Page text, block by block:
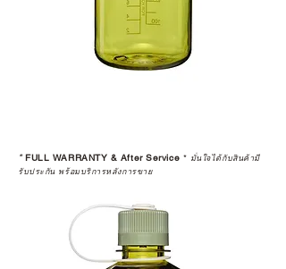
*FULL WARRANTY & After Service * มั่นใจได้กับสินค้ามี
รับประกัน พร้อมบริการหลังการขาย